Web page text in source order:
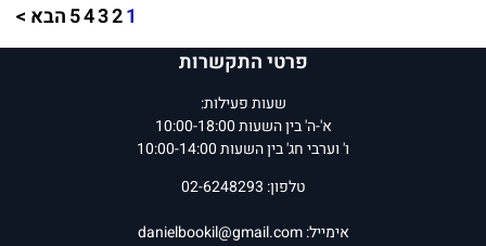
1
2
3
4
5הבא >
פרטי התקשרות
שעות פעילות:
א'-ה' בין השעות 10:00-18:00
ו' וערבי חג' בין השעות 10:00-14:00
טלפון: 02-6248293
אימייל:danielbookil@gmail.com